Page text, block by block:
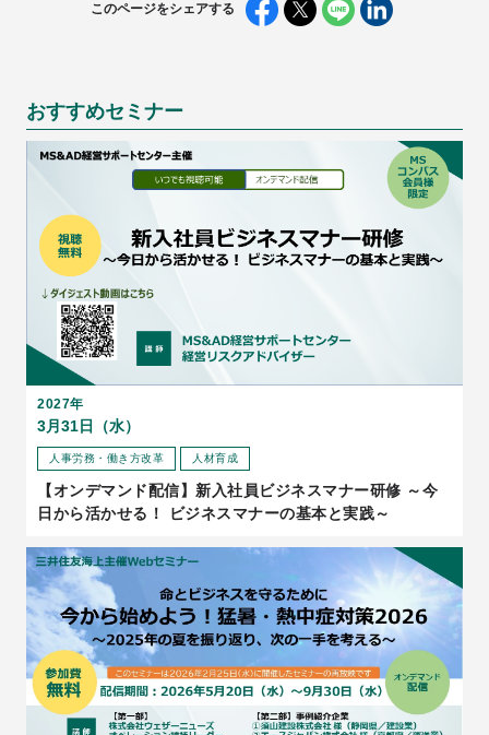
このページをシェアする
おすすめセミナー
2027年
3月31日（水）
人事労務・働き方改革 人材育成
【オンデマンド配信】新入社員ビジネスマナー研修 ～今
日から活かせる！ ビジネスマナーの基本と実践～